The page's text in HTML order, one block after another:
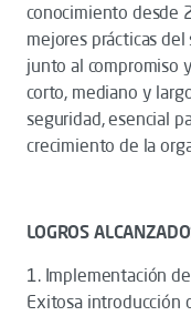
conocimiento desde
mejores prácticas
junto al compromiso
corto, mediano y
seguridad, esencial
crecimiento de la
LOGROS
1. Implementación
Exitosa introducción